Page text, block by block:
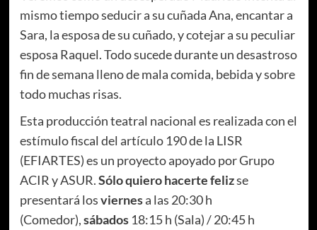
mismo tiempo seducir a su cuñada Ana, encantar a
Sara, la esposa de su cuñado, y cotejar a su peculiar
esposa Raquel. Todo sucede durante un desastroso
fin de semana lleno de mala comida, bebida y sobre
todo muchas risas.
Esta producción teatral nacional es realizada con el
estímulo fiscal del artículo 190 de la LISR
(EFIARTES) es un proyecto apoyado por Grupo
ACIR y ASUR.Sólo quiero hacerte felizse
presentará losviernesa las 20:30 h
(Comedor),sábados18:15 h (Sala) / 20:45 h